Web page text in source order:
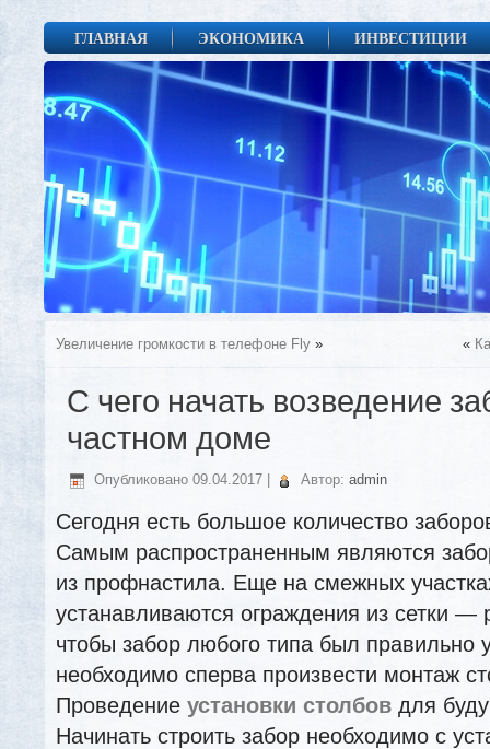
ГЛАВНАЯ ЭКОНОМИКА ИНВЕСТИЦИИ
Увеличение громкости в телефоне Fly » «
С чего начать возведение
частном доме
Опубликовано 09.04.2017 Автор: admin
Сегодня есть большое количество
Самым распространенным являются
из профнастила. Еще на смежных
устанавливаются ограждения из сетки —
чтобы забор любого типа был правильно
необходимо сперва произвести монтаж
Проведение установки столбов для
Начинать строить забор необходимо с